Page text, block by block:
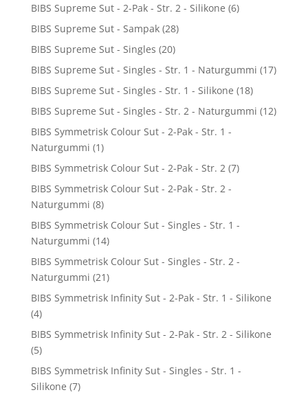
BIBS Supreme Sut - 2-Pak - Str. 2 - Silikone (6)
BIBS Supreme Sut - Sampak (28)
BIBS Supreme Sut - Singles (20)
BIBS Supreme Sut - Singles - Str. 1 - Naturgummi (17)
BIBS Supreme Sut - Singles - Str. 1 - Silikone (18)
BIBS Supreme Sut - Singles - Str. 2 - Naturgummi (12)
BIBS Symmetrisk Colour Sut - 2-Pak - Str. 1 -
Naturgummi (1)
BIBS Symmetrisk Colour Sut - 2-Pak - Str. 2 (7)
BIBS Symmetrisk Colour Sut - 2-Pak - Str. 2 -
Naturgummi (8)
BIBS Symmetrisk Colour Sut - Singles - Str. 1 -
Naturgummi (14)
BIBS Symmetrisk Colour Sut - Singles - Str. 2 -
Naturgummi (21)
BIBS Symmetrisk Infinity Sut - 2-Pak - Str. 1 - Silikone
(4)
BIBS Symmetrisk Infinity Sut - 2-Pak - Str. 2 - Silikone
(5)
BIBS Symmetrisk Infinity Sut - Singles - Str. 1 -
Silikone (7)